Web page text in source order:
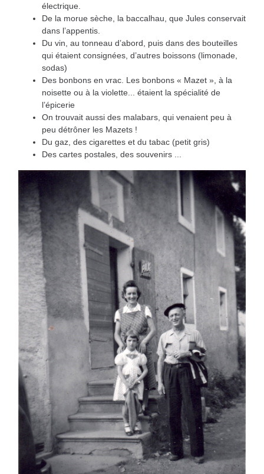
électrique.
De la morue sèche, la baccalhau, que Jules conservait
dans l’appentis.
Du vin, au tonneau d’abord, puis dans des bouteilles
qui étaient consignées, d’autres boissons (limonade,
sodas)
Des bonbons en vrac. Les bonbons « Mazet », à la
noisette ou à la violette... étaient la spécialité de
l’épicerie
On trouvait aussi des malabars, qui venaient peu à
peu détrôner les Mazets !
Du gaz, des cigarettes et du tabac (petit gris)
Des cartes postales, des souvenirs ...